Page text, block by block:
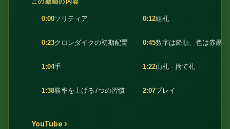
0:00ソリティア 0:12組札
0:23クロンダイクの初期配置 0:45数字は降順、色は赤黒
1:04手 1:22山札 · 捨て札
1:38勝率を上げる7つの習慣 2:07プレイ
YouTube ›